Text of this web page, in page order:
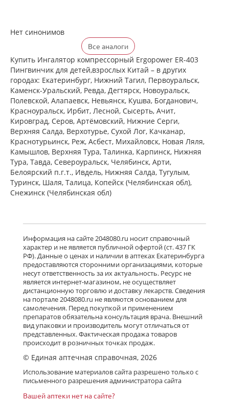
Нет синонимов
Все аналоги
Купить Ингалятор компрессорный Ergopower ER-403
Пингвинчик для детей,взрослых Китай – в других
городах: Екатеринбург, Нижний Тагил, Первоуральск,
Каменск-Уральский, Ревда, Дегтярск, Новоуральск,
Полевской, Алапаевск, Невьянск, Кушва, Богданович,
Красноуральск, Ирбит, Лесной, Сысерть, Ачит,
Кировград, Серов, Артёмовский, Нижние Cерги,
Верхняя Салда, Верхотурье, Сухой Лог, Качканар,
Краснотурьинск, Реж, Асбест, Михайловск, Новая Ляля,
Камышлов, Верхняя Тура, Талинка, Карпинск, Нижняя
Тура, Тавда, Североуральск, Челябинск, Арти,
Белоярский п.г.т., Ивдель, Нижняя Салда, Тугулым,
Туринск, Шаля, Талица, Копейск (Челябинская обл),
Снежинск (Челябинская обл)
Информация на сайте 2048080.ru носит справочный
характер и не является публичной офертой (ст. 437 ГК
РФ). Данные о ценах и наличии в аптеках Екатеринбурга
предоставляются сторонними организациями, которые
несут ответственность за их актуальность. Ресурс не
является интернет-магазином, не осуществляет
дистанционную торговлю и доставку лекарств. Сведения
на портале 2048080.ru не являются основанием для
самолечения. Перед покупкой и применением
препаратов обязательна консультация врача. Внешний
вид упаковки и производитель могут отличаться от
представленных. Фактическая продажа товаров
происходит в розничных точках продаж.
© Единая аптечная справочная, 2026
Использование материалов сайта разрешено только с
письменного разрешения администратора сайта
Вашей аптеки нет на сайте?